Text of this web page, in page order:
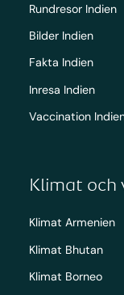
Rundresor Indien
Bilder Indien
Fakta Indien
Inresa Indien
Vaccination
Klimat och
Klimat Armenien
Klimat Bhutan
Klimat Borneo